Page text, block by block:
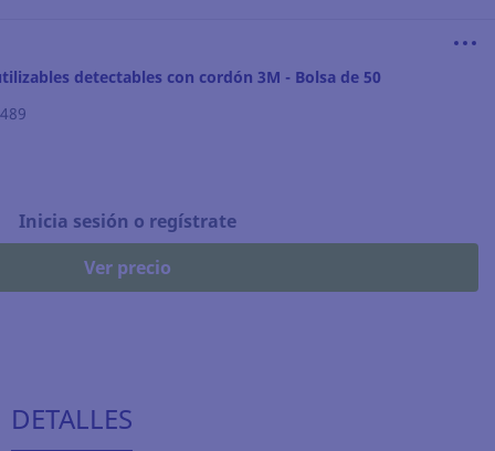
detectables con cordón 3M - Bolsa de 50
Inicia sesión o regístrate
Ver precio
DETALLES